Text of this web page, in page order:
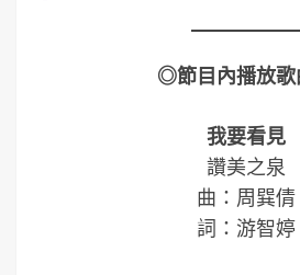
◎節目內播放
我要看見
讚美之泉
曲：周巽倩
詞：游智婷